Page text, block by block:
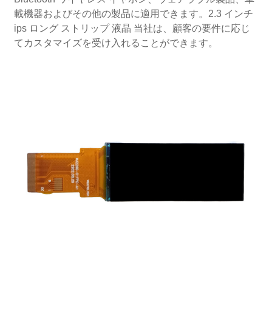
載機器およびその他の製品に適用できます。2.3 インチ
ips ロング ストリップ 液晶 当社は、顧客の要件に応じ
てカスタマイズを受け入れることができます。